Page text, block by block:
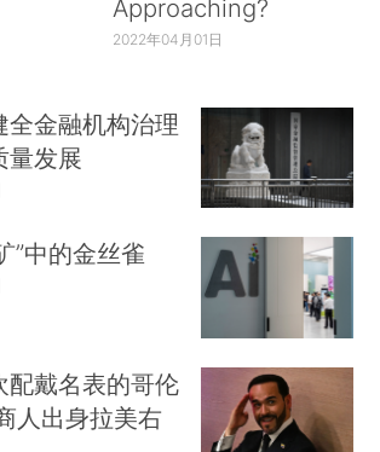
Approaching?
2022年04月01日
全金融机构治理
量发展
”中的金丝雀
配戴名表的哥伦
人出身拉美右